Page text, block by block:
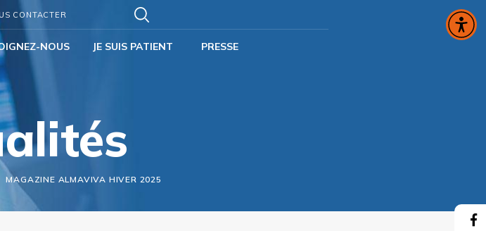
CONTACTER
NOUS JE SUIS PATIENT PRESSE
MAGAZINE ALMAVIVA HIVER 2025